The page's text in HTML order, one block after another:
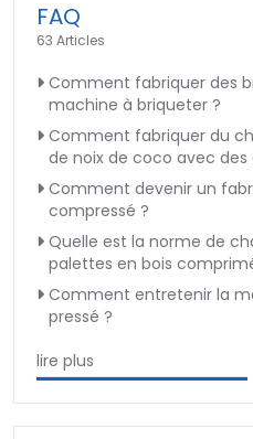
FAQ
63 Articles
Comment fabriquer des
machine à briqueter ?
Comment fabriquer du
de noix de coco avec des
Comment devenir un
compressé ?
Quelle est la norme de
palettes en bois
Comment entretenir la
pressé ?
lire plus